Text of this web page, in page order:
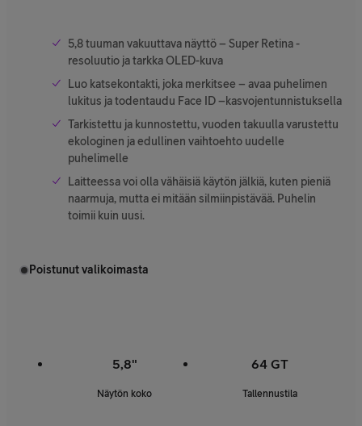
5,8 tuuman vakuuttava näyttö – Super Retina -
resoluutio ja tarkka OLED-kuva
Luo katsekontakti, joka merkitsee – avaa puhelimen
lukitus ja todentaudu Face ID –kasvojentunnistuksella
Tarkistettu ja kunnostettu, vuoden takuulla varustettu
ekologinen ja edullinen vaihtoehto uudelle
puhelimelle
Laitteessa voi olla vähäisiä käytön jälkiä, kuten pieniä
naarmuja, mutta ei mitään silmiinpistävää. Puhelin
toimii kuin uusi.
Poistunut valikoimasta
5,8"
Näytön koko
64 GT
Tallennustila